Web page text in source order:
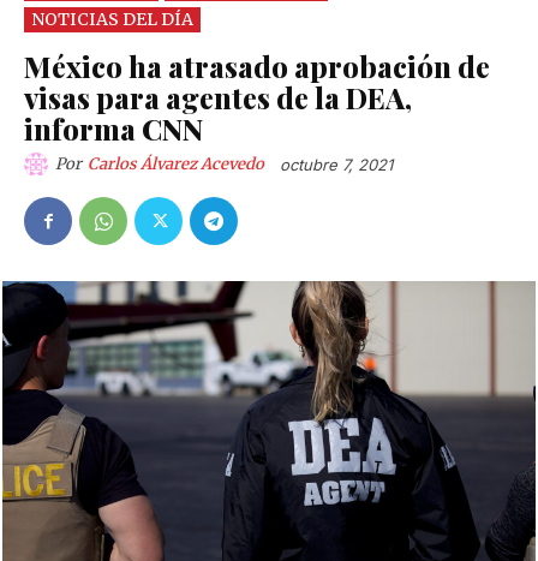
NOTICIAS DEL DÍA
México ha atrasado aprobación de
visas para agentes de la DEA,
informa CNN
Por Carlos Álvarez Acevedo octubre 7, 2021